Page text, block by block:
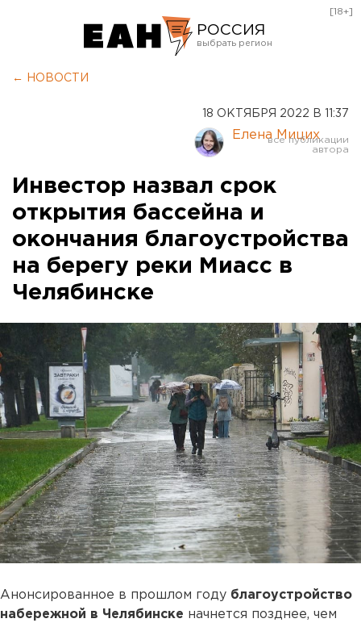
РОССИЯ
Курган
Оренбург
[18+]
← НОВОСТИ
18 ОКТЯБРЯ 2022 В 11:37
Елена Мицих
Инвестор назвал срок
открытия бассейна и
окончания благоустройства
на берегу реки Миасс в
Челябинске
Анонсированное в прошлом году благоустройство
набережной в Челябинске начнется позднее, чем